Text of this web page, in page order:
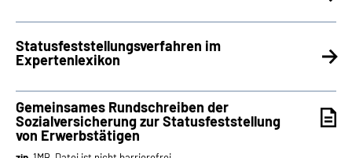
Statusfeststellungsverfahren im
Expertenlexikon
Gemeinsames Rundschreiben der
Sozialversicherung zur Statusfeststellung
von Erwerbstätigen